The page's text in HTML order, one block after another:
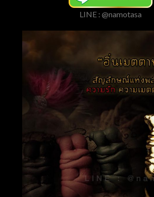
LINE : @namotasa